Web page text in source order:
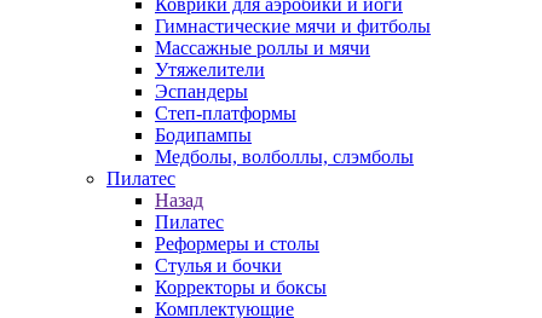
Коврики для аэробики и йоги
Гимнастические мячи и фитболы
Массажные роллы и мячи
Утяжелители
Эспандеры
Степ-платформы
Бодипампы
Медболы, волболлы, слэмболы
Пилатес
Назад
Пилатес
Реформеры и столы
Стулья и бочки
Корректоры и боксы
Комплектующие